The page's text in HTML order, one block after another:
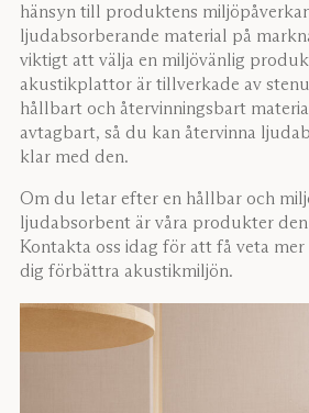
hänsyn till produktens
ljudabsorberande material på
viktigt att välja en miljövänlig
akustikplattor är tillverkade av
hållbart och återvinningsbart
avtagbart, så du kan återvinna
klar med den.
Om du letar efter en hållbar och
ljudabsorbent är våra produkter
Kontakta oss idag för att få veta
dig förbättra akustikmiljön.